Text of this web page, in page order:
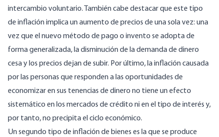
intercambio voluntario. También cabe destacar que este tipo
de inflación implica un aumento de precios de una sola vez: una
vez que el nuevo método de pago o invento se adopta de
forma generalizada, la disminución de la demanda de dinero
cesa y los precios dejan de subir. Por último, la inflación causada
por las personas que responden a las oportunidades de
economizar en sus tenencias de dinero no tiene un efecto
sistemático en los mercados de crédito ni en el tipo de interés y,
por tanto, no precipita el ciclo económico.
Un segundo tipo de inflación de bienes es la que se produce